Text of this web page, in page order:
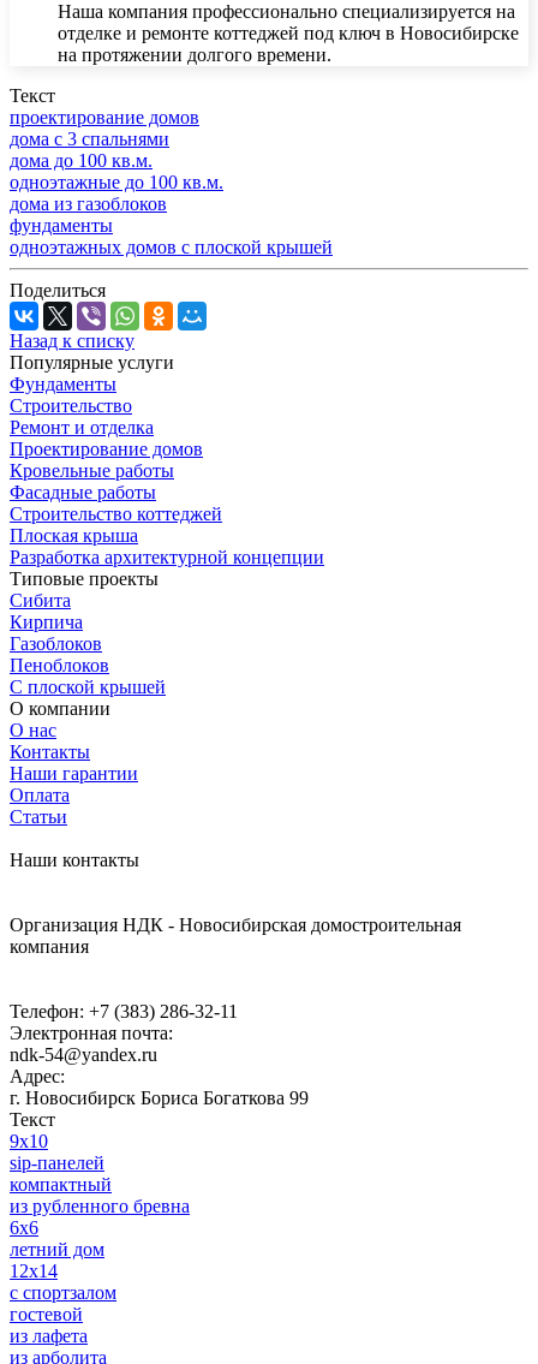
Наша компания профессионально специализируется на
отделке и ремонте коттеджей под ключ в Новосибирске
на протяжении долгого времени.
Текст
проектирование домов
дома с 3 спальнями
дома до 100 кв.м.
одноэтажные до 100 кв.м.
дома из газоблоков
фундаменты
одноэтажных домов с плоской крышей
Поделиться
Назад к списку
Популярные услуги
Фундаменты
Строительство
Ремонт и отделка
Проектирование домов
Кровельные работы
Фасадные работы
Строительство коттеджей
Плоская крыша
Разработка архитектурной концепции
Типовые проекты
Сибита
Кирпича
Газоблоков
Пеноблоков
С плоской крышей
О компании
О нас
Контакты
Наши гарантии
Оплата
Статьи
Наши контакты
Организация НДК - Новосибирская домостроительная
компания
Телефон: +7 (383) 286-32-11
Электронная почта:
ndk-54@yandex.ru
Адрес:
г. Новосибирск Бориса Богаткова 99
Текст
9x10
sip-панелей
компактный
из рубленного бревна
6x6
летний дом
12x14
с спортзалом
гостевой
из лафета
из арболита